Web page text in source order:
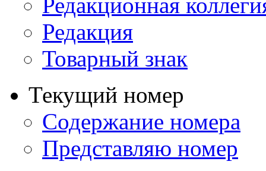
Редакционная
Редакция
Товарный знак
Текущий номер
Содержание номера
Представляю номер